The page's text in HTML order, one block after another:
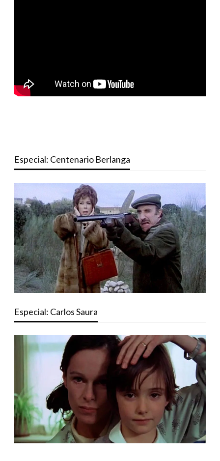
Especial: Centenario Berlanga
Especial: Carlos Saura